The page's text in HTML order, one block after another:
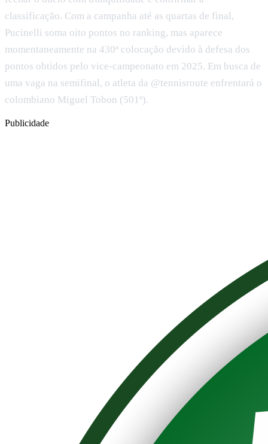
classificação. Com a campanha até as quartas de final,
Pucinelli soma oito pontos no ranking, mas aparece
momentaneamente na 430ª colocação devido à defesa dos
pontos obtidos pelo vice-campeonato em 2025. Em busca de
uma vaga na semifinal, o atleta da @tennisroute enfrentará o
colombiano Miguel Tobon (501º).
Publicidade